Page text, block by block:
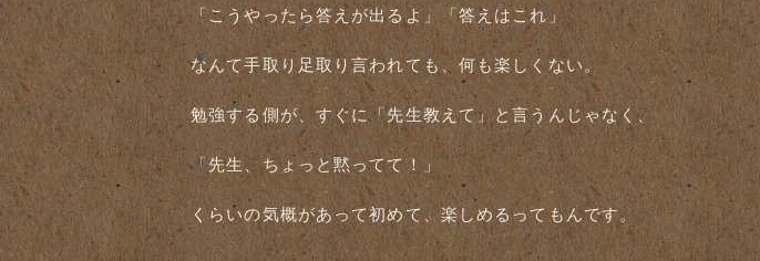
「こうやったら答えが出るよ」「答えはこれ」
なんて手取り足取り言われても、何も楽しくない。
勉強する側が、すぐに「先生教えて」と言うんじゃなく、
「先生、ちょっと黙ってて！」
くらいの気概があって初めて、楽しめるってもんです。